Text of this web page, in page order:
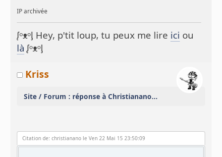
IP archivée
ᶘᵒᴥᵒᶅ Hey, p'tit loup, tu peux me lire ici ou
là ᶘᵒᴥᵒᶅ
Kriss
Site / Forum : réponse à Christianano...
Citation de: christianano le Ven 22 Mai 15 23:50:09